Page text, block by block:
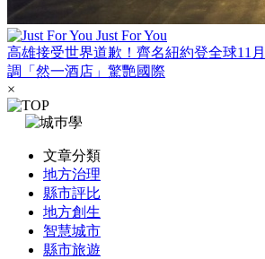
Just For You
高雄接受世界道歉！齊名紐約登全球11
調「然一酒店」驚艷國際
×
文章分類
地方治理
縣市評比
地方創生
智慧城市
縣市旅遊